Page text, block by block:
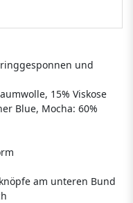
und
15% Viskose
Blue, Mocha: 60%
am unteren Bund